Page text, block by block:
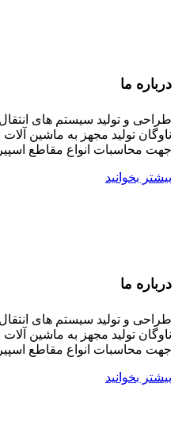
درباره ما
طراحی و تولید سیستم های
جهت محاسبات انواع مقاطع
بیشتر بخوانید
درباره ما
طراحی و تولید سیستم های
جهت محاسبات انواع مقاطع
بیشتر بخوانید